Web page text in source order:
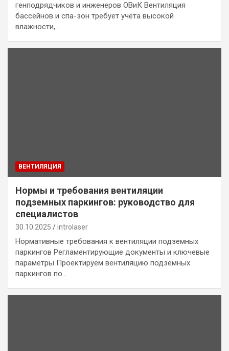
генподрядчиков и инженеров ОВиК Вентиляция
бассейнов и спа-зон требует учёта высокой
влажности,…
ВЕНТИЛЯЦИЯ
Нормы и требования вентиляции
подземных паркингов: руководство для
специалистов
30.10.2025 introlaser
Нормативные требования к вентиляции подземных
паркингов Регламентирующие документы и ключевые
параметры Проектируем вентиляцию подземных
паркингов по…